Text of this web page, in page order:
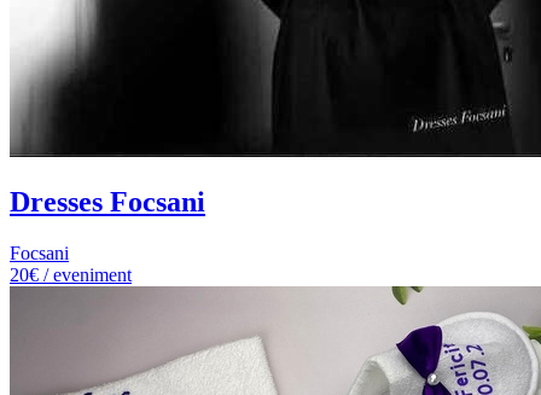
Dresses Focsani
Focsani
20€ / eveniment